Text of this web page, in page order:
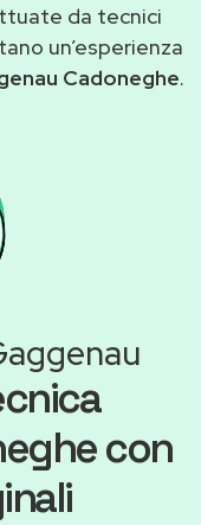
da tecnici
un’esperienza
Cadoneghe.
con